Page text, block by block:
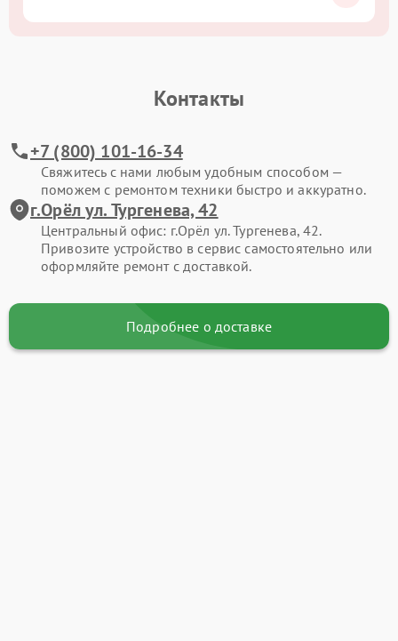
Контакты
+7 (800) 101-16-34
Свяжитесь с нами любым удобным способом —
поможем с ремонтом техники быстро и аккуратно.
г.Орёл ул. Тургенева, 42
Центральный офис: г.Орёл ул. Тургенева, 42.
Привозите устройство в сервис самостоятельно или
оформляйте ремонт с доставкой.
Подробнее о доставке